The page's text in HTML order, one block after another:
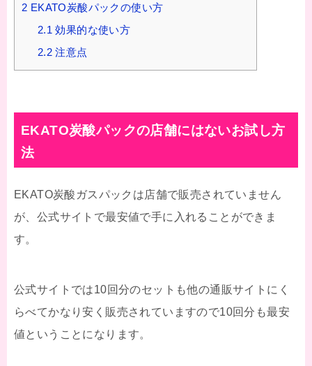
2 EKATO炭酸パックの使い方
2.1 効果的な使い方
2.2 注意点
EKATO炭酸パックの店舗にはないお試し方
法
EKATO炭酸ガスパックは店舗で販売されていません
が、公式サイトで最安値で手に入れることができま
す。
公式サイトでは10回分のセットも他の通販サイトにく
らべてかなり安く販売されていますので10回分も最安
値ということになります。